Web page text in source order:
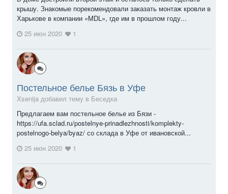
крышу. Знакомые порекомендовали заказать монтаж кровли в
Харькове в компании «MDL», где им в прошлом году...
25 июн 2020
1
Постельное белье Бязь в Уфе
Xsenija добавил тему в Беседка
Предлагаем вам постельное белье из Бязи -
https://ufa.sclad.ru/postelnye-prinadlezhnosti/komplekty-
postelnogo-belya/byaz/ со склада в Уфе от ивановской...
25 июн 2020
1